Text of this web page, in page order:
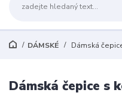
DÁMSKÉ Dámská
Dámská čepice s